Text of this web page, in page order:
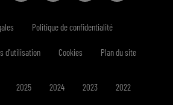
Politique de confidentialité
d'utilisation Cookies Plan du site
2025 2024 2023 2022